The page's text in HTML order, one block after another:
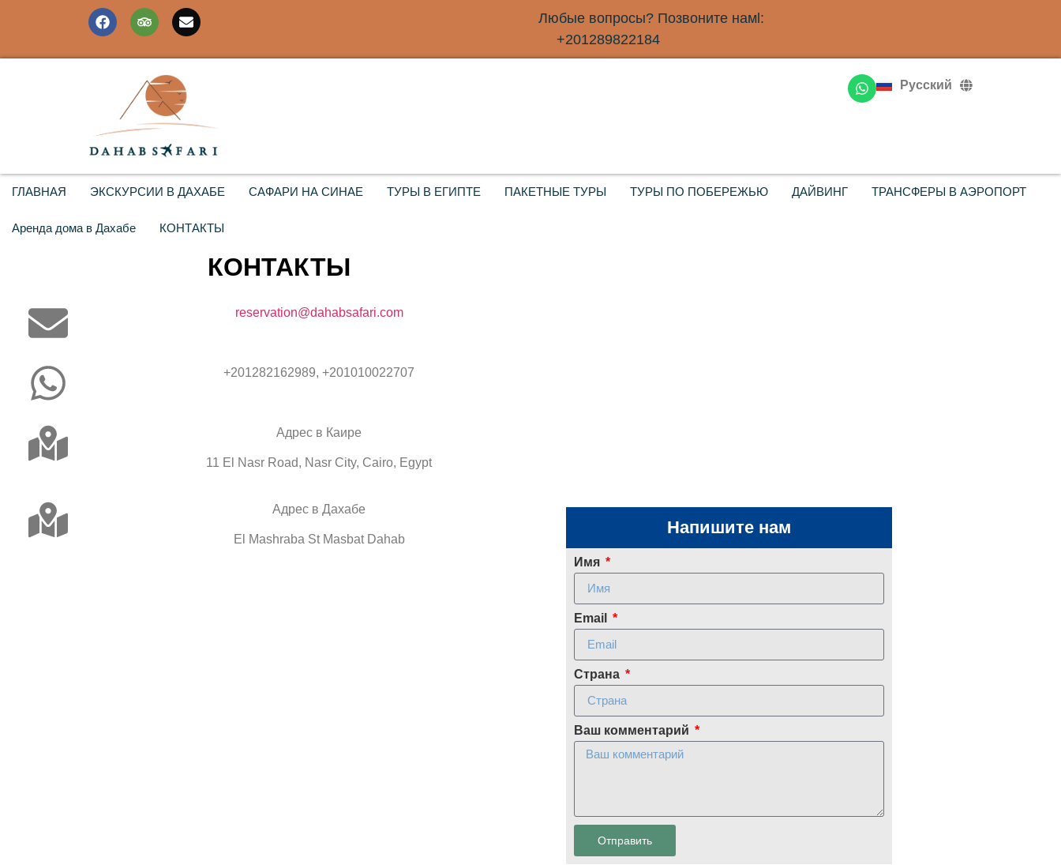
Любые вопросы? Позвоните намl:
+201289822184
Русский
English
Français
ГЛАВНАЯ ЭКСКУРСИИ В ДАХАБЕ САФАРИ НА СИНАЕ ТУРЫ В ЕГИПТЕ ПАКЕТНЫЕ ТУРЫ ТУРЫ ПО ПОБЕРЕЖЬЮ ДАЙВИНГ ТРАНСФЕРЫ В АЭРОПОРТ
Аренда дома в Дахабе КОНТАКТЫ
КОНТАКТЫ
reservation@dahabsafari.com
+201282162989, +201010022707
Адрес в Каире
11 El Nasr Road, Nasr City, Cairo, Egypt
Адрес в Дахабе
El Mashraba St Masbat Dahab
Напишите нам
Имя
Email
Страна
Ваш комментарий
Отправить